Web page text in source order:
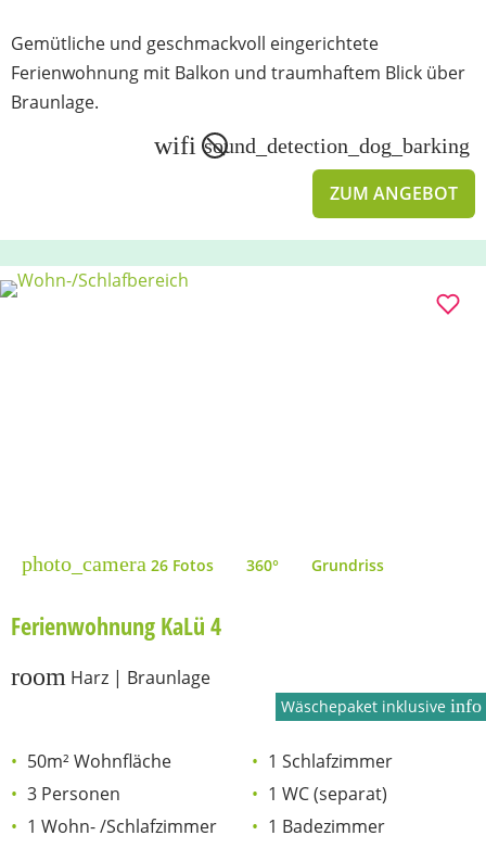
Gemütliche und geschmackvoll eingerichtete
Ferienwohnung mit Balkon und traumhaftem Blick über
Braunlage.
wifi sound_detection_dog_barking
ZUM ANGEBOT
photo_camera 26 Fotos 360° Grundriss
Ferienwohnung KaLü 4
room Harz | Braunlage
Wäschepaket inklusiveinfo
50m² Wohnfläche
3 Personen
1 Wohn- /Schlafzimmer
1 Schlafzimmer
1 WC (separat)
1 Badezimmer